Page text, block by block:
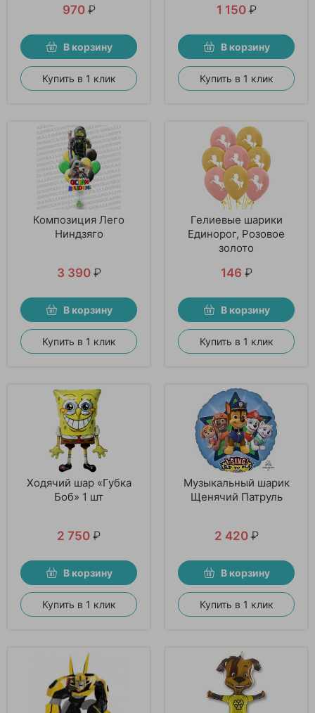
970 ₽
В корзину
Купить в 1 клик
1 150 ₽
В корзину
Купить в 1 клик
Композиция Лего
Ниндзяго
3 390 ₽
В корзину
Купить в 1 клик
Гелиевые шарики
Единорог, Розовое
золото
146 ₽
В корзину
Купить в 1 клик
Ходячий шар «Губка
Боб» 1 шт
2 750 ₽
В корзину
Купить в 1 клик
Музыкальный шарик
Щенячий Патруль
2 420 ₽
В корзину
Купить в 1 клик